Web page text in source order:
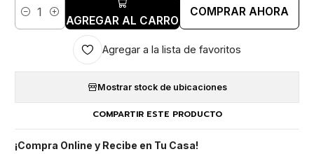
Cantidad AGREGAR AL CARRO
COMPRAR AHORA
Agregar a la lista de favoritos
Mostrar stock de ubicaciones
COMPARTIR ESTE PRODUCTO
¡Compra Online y Recibe en Tu Casa!